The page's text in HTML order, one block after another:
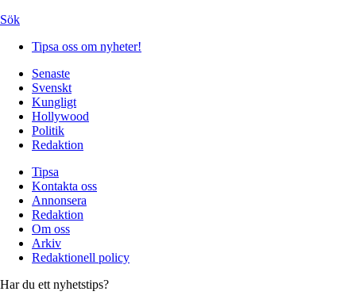
Sök
Tipsa oss om nyheter!
Senaste
Svenskt
Kungligt
Hollywood
Politik
Redaktion
Tipsa
Kontakta oss
Annonsera
Redaktion
Om oss
Arkiv
Redaktionell policy
Har du ett nyhetstips?